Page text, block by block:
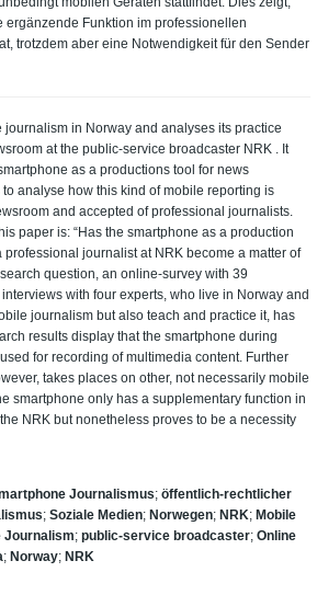
ergänzende Funktion im professionellen
trotzdem aber eine Notwendigkeit für den Sender
in Norway and analyses its practice
at the public-service broadcaster NRK . It
as a productions tool for news
analyse how this kind of mobile reporting is
and accepted of professional journalists.
paper is: “Has the smartphone as a production
journalist at NRK become a matter of
question, an online-survey with 39
with four experts, who live in Norway and
journalism but also teach and practice it, has
results display that the smartphone during
for recording of multimedia content. Further
takes places on other, not necessarily mobile
smartphone only has a supplementary function in
NRK but nonetheless proves to be a necessity
Journalismus; öffentlich-rechtlicher
; Soziale Medien; Norwegen; NRK; Mobile
Journalism; public-service broadcaster; Online
; Norway; NRK